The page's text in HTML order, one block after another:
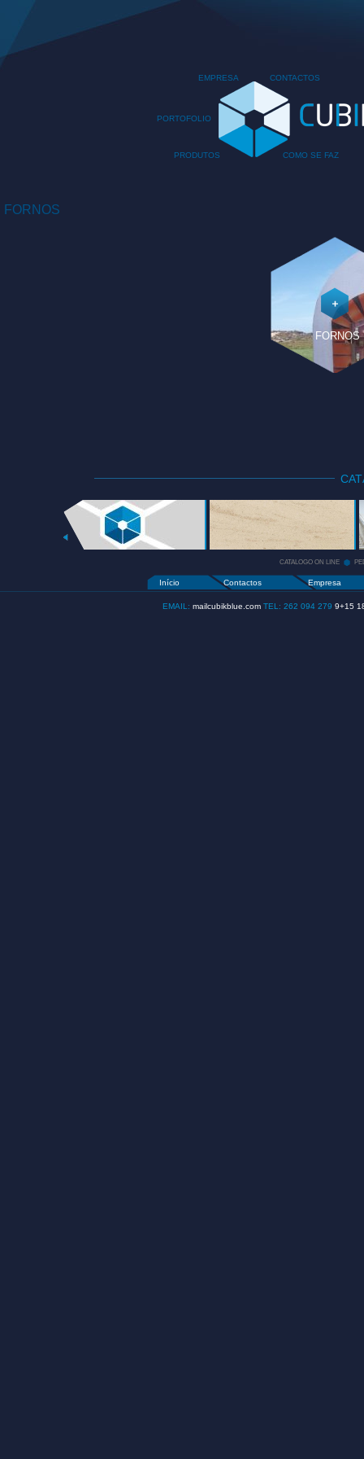
CONTACTOS
EMPRESA
PORTOFOLIO
PRODUTOS COMO SE FAZ
FORNOS
FORNOS
CATALOGO
CATALOGO ON LINE
Início Contactos Empresa
EMAIL: mailcubikblue.com TEL: 262 094 279 9+15